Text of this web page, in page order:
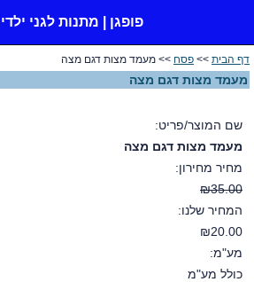
פופגן | מתנות לגני
דף הבית >> פסח >> מעמד מצות דגם מצה
מעמד מצות דגם מצה
שם המוצר/פריט:
מעמד מצות דגם מצה
מחיר מחירון:
₪35.00
המחיר שלנו:
₪20.00
מע"מ:
כולל מע"מ